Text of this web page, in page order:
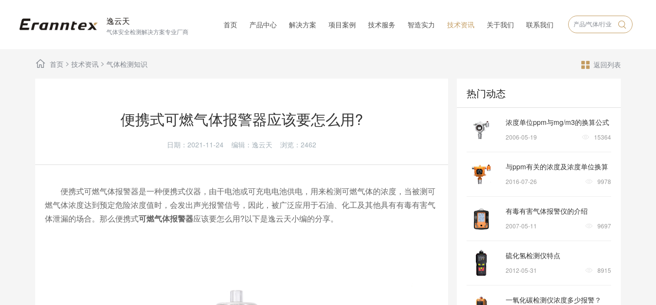
逸云天
气体安全检测解决方案专业厂商
首页 产品中心 解决方案 项目案例 技术服务 智造实力 技术资讯 关于我们 联系我们
首页 > 技术资讯 > 气体检测知识 返回列表
便携式可燃气体报警器应该要怎么用?
日期：2021-11-24 编辑：逸云天 浏览： 2462
便携式可燃气体报警器是一种便携式仪器，由干电池或可充电电池供电，用来检测可燃气体的浓度，当被测可
燃气体浓度达到预定危险浓度值时，会发出声光报警信号，因此，被广泛应用于石油、化工及其他具有有毒有害气
体泄漏的场合。那么便携式可燃气体报警器应该要怎么用?以下是逸云天小编的分享。
热门动态
浓度单位ppm与mg/m3的换算公式
2006-05-19 15364
与ppm有关的浓度及浓度单位换算
2016-07-26 9978
有毒有害气体报警仪的介绍
2007-05-11 9697
硫化氢检测仪特点
2012-05-31 8915
一氧化碳检测仪浓度多少报警？